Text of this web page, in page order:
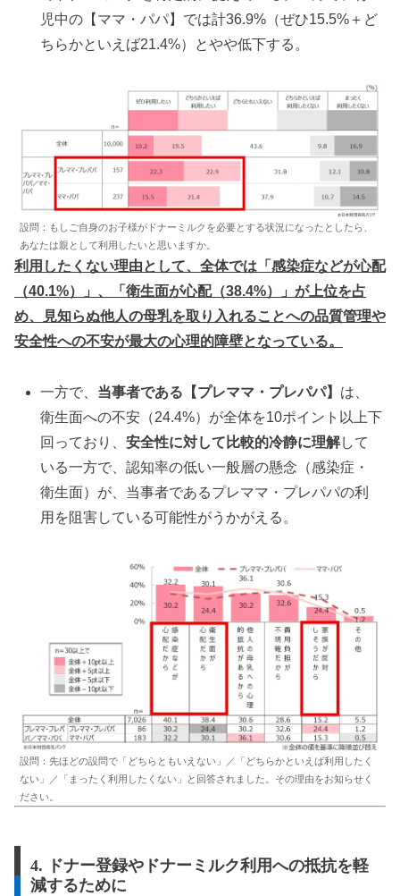
児中の【ママ・パパ】では計36.9%（ぜひ15.5%＋ど
ちらかといえば21.4%）とやや低下する。
設問：もしご自身のお子様がドナーミルクを必要とする状況になったとしたら、
あなたは親として利用したいと思いますか。
利用したくない理由として、全体では「感染症などが心配
（40.1%）」、「衛生面が心配（38.4%）」が上位を占
め、見知らぬ他人の母乳を取り入れることへの品質管理や
安全性への不安が最大の心理的障壁となっている。
一方で、 当事者である【プレママ・プレパパ】 は、
衛生面への不安（24.4%）が全体を10ポイント以上下
回っており、安全性に対して比較的冷静に理解して
いる一方で、認知率の低い一般層の懸念（感染症・
衛生面）が、当事者であるプレママ・プレパパの利
用を阻害している可能性がうかがえる。
設問：先ほどの設問で「どちらともいえない」／「どちらかといえば利用したく
ない」／「まったく利用したくない」と回答されました。その理由をお知らせく
ださい。
4. ドナー登録やドナーミルク利用への抵抗を軽
減するために